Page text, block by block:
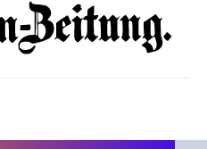
AOA
1057.72755